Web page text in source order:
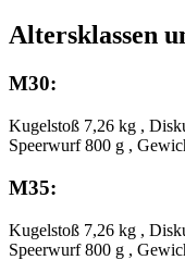
Altersklassen
M30:
Kugelstoß 7,26 kg ,
Speerwurf 800 g ,
M35:
Kugelstoß 7,26 kg ,
Speerwurf 800 g ,